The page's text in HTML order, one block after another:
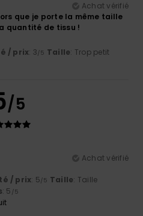
Achat vérifié
que je porte la même taille
quantité de tissu !
/ prix: 3/5 Taille: Trop petit
/5
Achat vérifié
/ prix: 5/5 Taille: Taille
: 5 /5